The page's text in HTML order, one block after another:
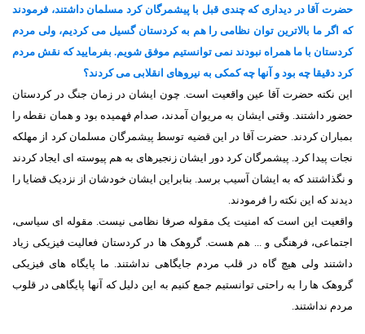
حضرت آقا در دیداری که چندی قبل با پیشمرگان کرد مسلمان داشتند، فرمودند
که اگر ما بالاترین توان نظامی را هم به کردستان گسیل می کردیم، ولی مردم
کردستان با ما همراه نبودند نمی توانستیم موفق شویم. بفرمایید که نقش مردم
کرد دقیقا چه بود و آنها چه کمکی به نیروهای انقلابی می کردند؟
این نکته حضرت آقا عین واقعیت است. چون ایشان در زمان جنگ در کردستان
حضور داشتند. وقتی ایشان به مریوان آمدند، صدام فهمیده بود و همان نقطه را
بمباران کردند. حضرت آقا در این قضیه توسط پیشمرگان مسلمان کرد از مهلکه
نجات پیدا کرد. پیشمرگان کرد دور ایشان زنجیرهای به هم پیوسته ای ایجاد کردند
و نگذاشتند که به ایشان آسیب برسد. بنابراین ایشان خودشان از نزدیک قضایا را
دیدند که این نکته را فرمودند.
واقعیت این است که امنیت یک مقوله صرفا نظامی نیست. مقوله ای سیاسی،
اجتماعی، فرهنگی و ... هم هست. گروهک ها در کردستان فعالیت فیزیکی زیاد
داشتند ولی هیچ گاه در قلب مردم جایگاهی نداشتند. ما پایگاه های فیزیکی
گروهک ها را به راحتی توانستیم جمع کنیم به این دلیل که آنها پایگاهی در قلوب
مردم نداشتند.